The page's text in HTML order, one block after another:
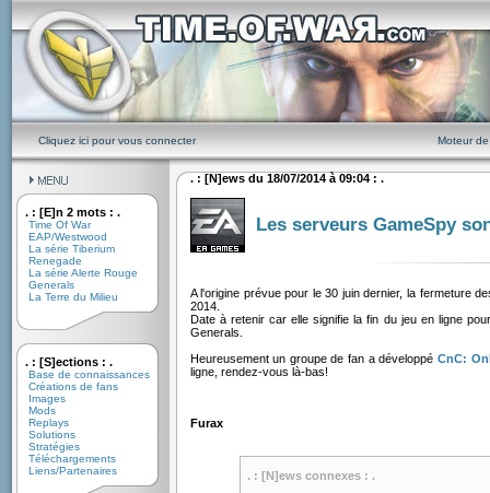
Cliquez ici pour vous connecter Moteur
. : [E]n 2 mots : .
Time Of War
EAP/Westwood
La série Tiberium
Renegade
La série Alerte Rouge
Generals
La Terre du Milieu
. : [S]ections : .
Base de connaissances
Créations de fans
Images
Mods
Replays
Solutions
Stratégies
Téléchargements
Liens/Partenaires
. : [N]ews du 18/07/2014 à 09:04 : .
Les serveurs GameSpy
A l'origine prévue pour le 30 juin dernier, la fermeture
2014.
Date à retenir car elle signifie la fin du jeu en ligne
Generals.
Heureusement un groupe de fan a développéCnC:
ligne, rendez-vous là-bas!
Furax
. : [N]ews connexes : .